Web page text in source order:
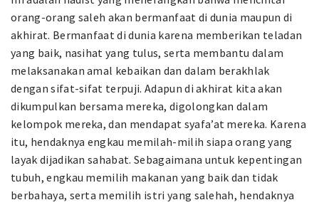
orang-orang saleh akan bermanfaat di dunia maupun di
akhirat. Bermanfaat di dunia karena memberikan teladan
yang baik, nasihat yang tulus, serta membantu dalam
melaksanakan amal kebaikan dan dalam berakhlak
dengan sifat-sifat terpuji. Adapun di akhirat kita akan
dikumpulkan bersama mereka, digolongkan dalam
kelompok mereka, dan mendapat syafa’at mereka. Karena
itu, hendaknya engkau memilah-milih siapa orang yang
layak dijadikan sahabat. Sebagaimana untuk kepentingan
tubuh, engkau memilih makanan yang baik dan tidak
berbahaya, serta memilih istri yang salehah, hendaknya